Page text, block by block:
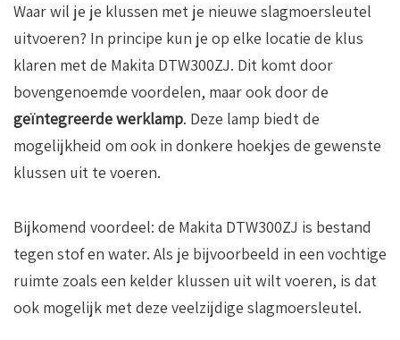
Waar wil je je klussen met je nieuwe slagmoersleutel
uitvoeren? In principe kun je op elke locatie de klus
klaren met de Makita DTW300ZJ. Dit komt door
bovengenoemde voordelen, maar ook door de
geïntegreerde werklamp. Deze lamp biedt de
mogelijkheid om ook in donkere hoekjes de gewenste
klussen uit te voeren.
Bijkomend voordeel: de Makita DTW300ZJ is bestand
tegen stof en water. Als je bijvoorbeeld in een vochtige
ruimte zoals een kelder klussen uit wilt voeren, is dat
ook mogelijk met deze veelzijdige slagmoersleutel.